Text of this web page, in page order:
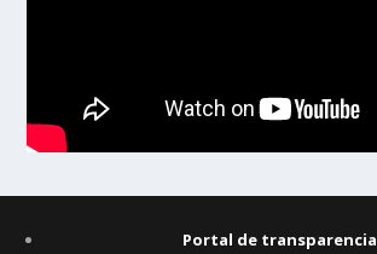
Portal de transparencia